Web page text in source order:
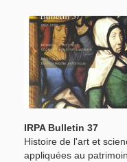
IRPA Bulletin 37
Histoire de l'art et
appliquées au